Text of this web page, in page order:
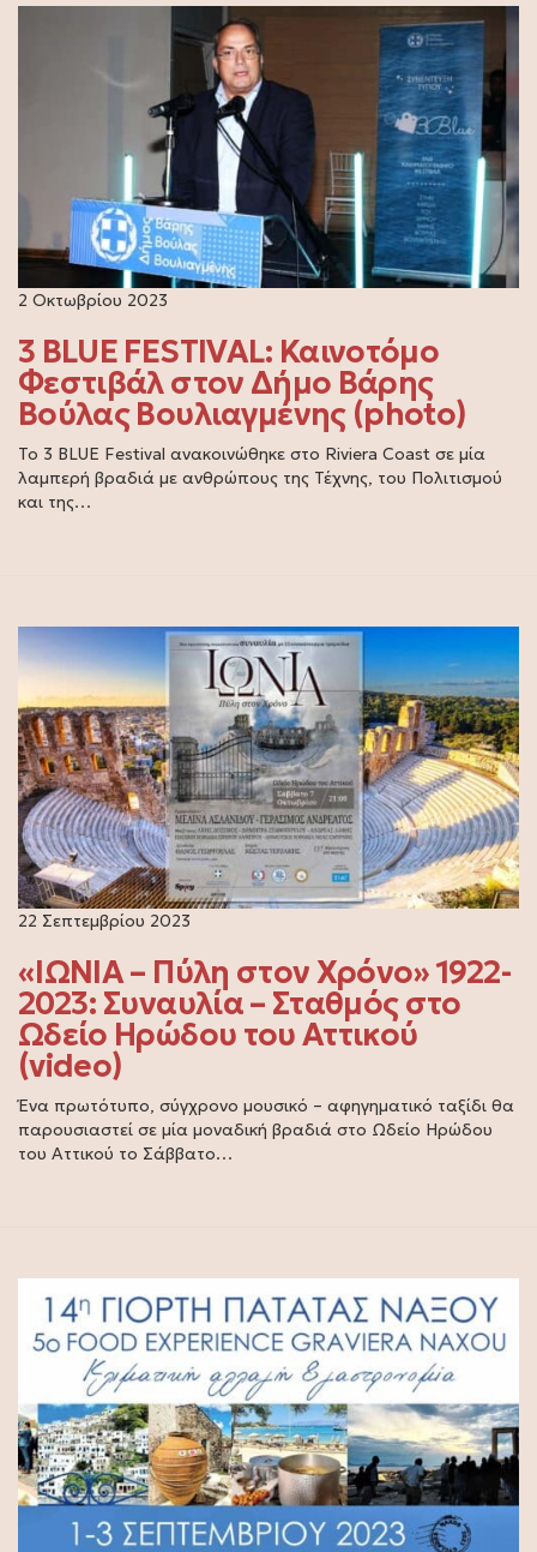
2 Οκτωβρίου 2023
3 BLUE FESTIVAL: Καινοτόμο
Φεστιβάλ στον Δήμο Βάρης
Βούλας Βουλιαγμένης (photo)
Το 3 BLUE Festival ανακοινώθηκε στο Riviera Coast σε μία
λαμπερή βραδιά με ανθρώπους της Τέχνης, του Πολιτισμού
και της…
22 Σεπτεμβρίου 2023
«ΙΩΝΙΑ – Πύλη στον Χρόνο» 1922-
2023: Συναυλία – Σταθμός στο
Ωδείο Ηρώδου του Αττικού
(video)
Ένα πρωτότυπο, σύγχρονο μουσικό – αφηγηματικό ταξίδι θα
παρουσιαστεί σε μία μοναδική βραδιά στο Ωδείο Ηρώδου
του Αττικού το Σάββατο…